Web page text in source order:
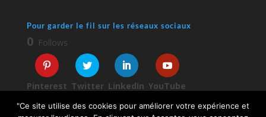
Pour garder le fil sur les réseaux sociaux
0 Follows
Pinterest Twitter LinkedIn YouTube
"Ce site utilise des cookies pour améliorer votre expérience et